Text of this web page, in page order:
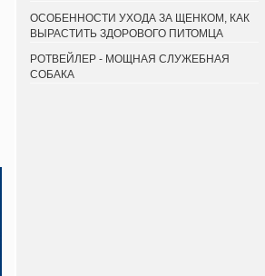
ОСОБЕННОСТИ УХОДА ЗА ЩЕНКОМ, КАК
ВЫРАСТИТЬ ЗДОРОВОГО ПИТОМЦА
РОТВЕЙЛЕР - МОЩНАЯ СЛУЖЕБНАЯ
СОБАКА